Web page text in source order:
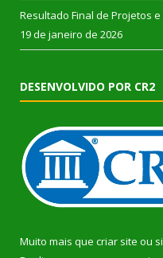
Resultado Final de Projetos
19 de janeiro de 2026
DESENVOLVIDO POR CR2
Muito mais que criar site ou